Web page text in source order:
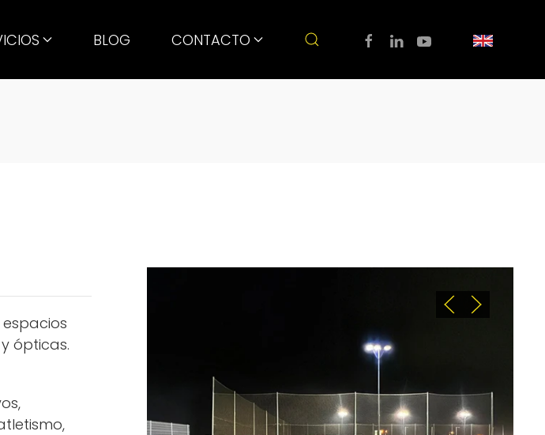
BLOG CONTACTO
ópticas.